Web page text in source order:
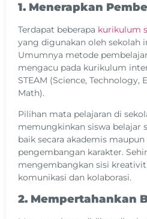
1. Menerapkan
Terdapat beberapa kurikulum
yang digunakan oleh sekolah
Umumnya metode
mengacu pada kurikulum
STEAM (Science, Technology,
Math).
Pilihan mata pelajaran di
memungkinkan siswa belajar
baik secara akademis maupun
pengembangan karakter.
mengembangkan sisi
komunikasi dan kolaborasi.
2. Mempertahankan